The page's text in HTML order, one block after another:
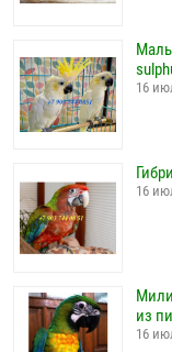
16
16
из
16